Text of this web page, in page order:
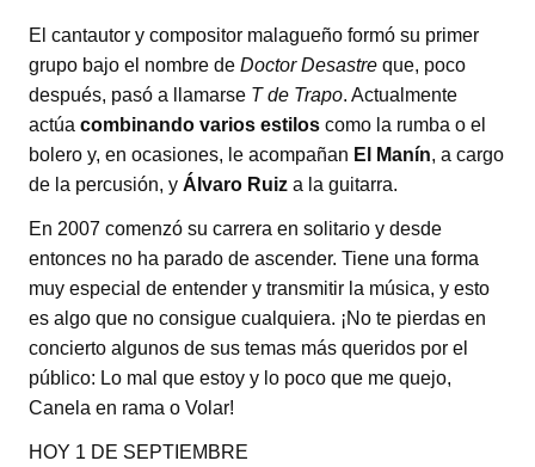
El cantautor y compositor malagueño formó su primer
grupo bajo el nombre de Doctor Desastre que, poco
después, pasó a llamarse T de Trapo. Actualmente
actúa combinando varios estilos como la rumba o el
bolero y, en ocasiones, le acompañan El Manín, a cargo
de la percusión, y Álvaro Ruiz a la guitarra.
En 2007 comenzó su carrera en solitario y desde
entonces no ha parado de ascender. Tiene una forma
muy especial de entender y transmitir la música, y esto
es algo que no consigue cualquiera. ¡No te pierdas en
concierto algunos de sus temas más queridos por el
público: Lo mal que estoy y lo poco que me quejo,
Canela en rama o Volar!
HOY 1 DE SEPTIEMBRE